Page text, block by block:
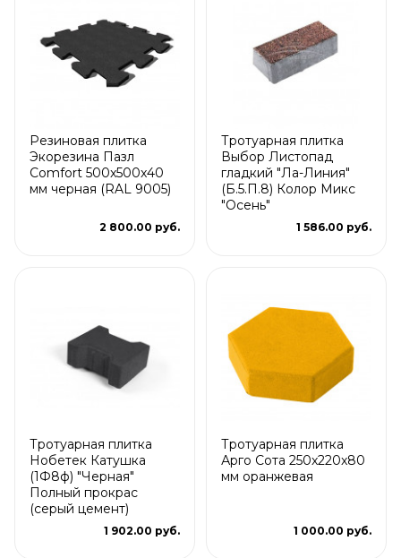
Резиновая плитка
Экорезина Пазл
Comfort 500x500x40
мм черная (RAL 9005)
2 800.00 руб.
Тротуарная плитка
Выбор Листопад
гладкий "Ла-Линия"
(Б.5.П.8) Колор Микс
"Осень"
1 586.00 руб.
Тротуарная плитка
Нобетек Катушка
(1Ф8ф) "Черная"
Полный прокрас
(серый цемент)
1 902.00 руб.
Тротуарная плитка
Арго Сота 250x220x80
мм оранжевая
1 000.00 руб.